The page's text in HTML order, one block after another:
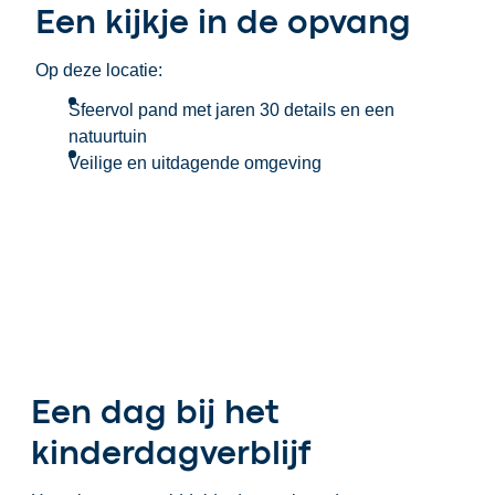
Een kijkje in de opvang
Op deze locatie:
Sfeervol pand met jaren 30 details en een
natuurtuin
Veilige en uitdagende omgeving
Een dag bij het
kinderdagverblijf